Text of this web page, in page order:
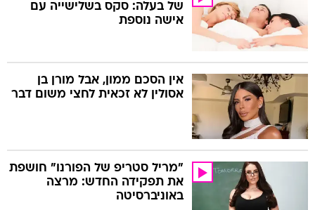
של בעלה: סקס בשלישייה עם
אישה נוספת
אין הסכם ממון, אבל מורן בן
אסולין לא זכאית לחצי משום דבר
"מריל סטריפ של הפורנו" חושפת
את תפקידה החדש: מרצה
באוניברסיטה